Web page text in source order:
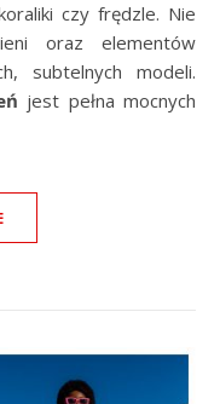
czy frędzle. Nie
oraz elementów
subtelnych modeli.
jest pełna mocnych